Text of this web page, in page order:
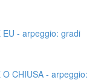
EU - arpeggio: gradi
CHIUSA - arpeggio: